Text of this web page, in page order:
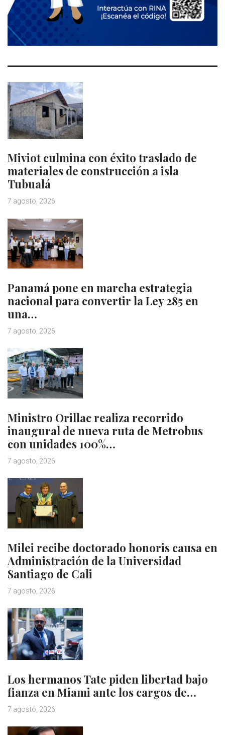
Miviot culmina con éxito traslado de
materiales de construcción a isla
Tubualá
7 agosto, 2026
Panamá pone en marcha estrategia
nacional para convertir la Ley 285 en
una…
7 agosto, 2026
Ministro Orillac realiza recorrido
inaugural de nueva ruta de Metrobus
con unidades 100%…
7 agosto, 2026
Milei recibe doctorado honoris causa en
Administración de la Universidad
Santiago de Cali
7 agosto, 2026
Los hermanos Tate piden libertad bajo
fianza en Miami ante los cargos de…
7 agosto, 2026